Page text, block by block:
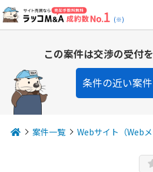
(※)
この案件は交渉の受付
条件の近い案
案件一覧 Webサイト（Webメ